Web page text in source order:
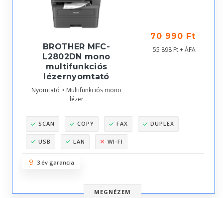
BROTHER MFC-
L2802DN mono
multifunkciós
lézernyomtató
Nyomtató > Multifunkciós mono
lézer
70 990 Ft
55 898 Ft + ÁFA
SCAN COPY FAX DUPLEX
USB LAN WI-FI
3 év garancia
MEGNÉZEM